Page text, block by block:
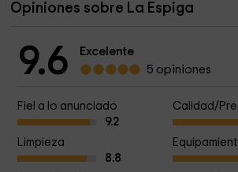
Opiniones sobre La Espiga
9.6
Excelente
5 opiniones
Fiel a lo anunciado
9.2
Calidad/
Limpieza
8.8